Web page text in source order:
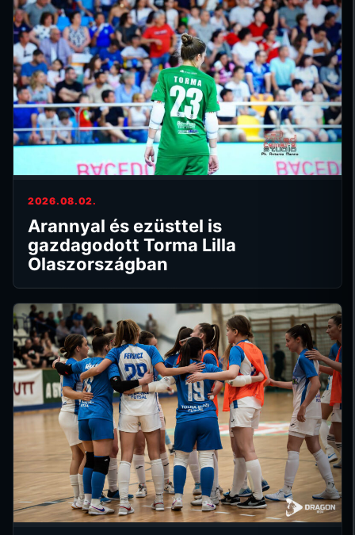
2026.08.02.
Arannyal és ezüsttel is
gazdagodott Torma Lilla
Olaszországban